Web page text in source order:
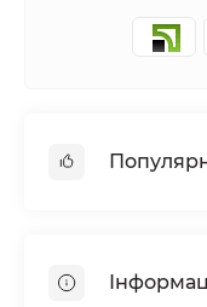
Системи